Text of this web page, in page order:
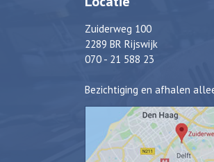
Zuiderweg 100
2289 BR Rijswijk
070 - 21 588 23
Bezichtiging en afhalen